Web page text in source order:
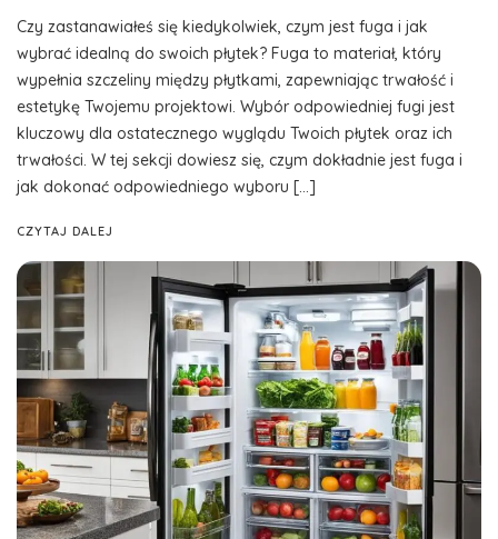
Czy zastanawiałeś się kiedykolwiek, czym jest fuga i jak
wybrać idealną do swoich płytek? Fuga to materiał, który
wypełnia szczeliny między płytkami, zapewniając trwałość i
estetykę Twojemu projektowi. Wybór odpowiedniej fugi jest
kluczowy dla ostatecznego wyglądu Twoich płytek oraz ich
trwałości. W tej sekcji dowiesz się, czym dokładnie jest fuga i
jak dokonać odpowiedniego wyboru […]
CZYTAJ DALEJ